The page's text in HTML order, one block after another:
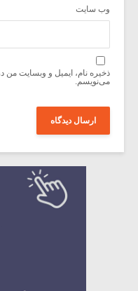
وب‌ سایت
ذخیره نام، ایمیل و وبسایت من
می‌نویسم.